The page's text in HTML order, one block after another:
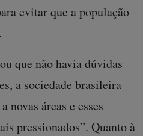
evitar que a população
que não havia dúvidas
a sociedade brasileira
novas áreas e esses
pressionados”. Quanto à